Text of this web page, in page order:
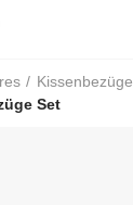
Kissenbezüge
Set